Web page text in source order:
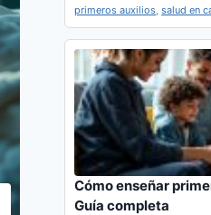
primeros auxilios,salud en
Cómo enseñar
Guía completa